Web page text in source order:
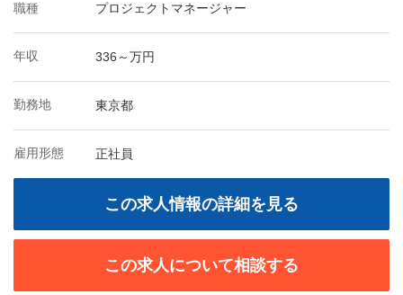
職種 プロジェクトマネージャー
年収 336～万円
勤務地 東京都
雇用形態 正社員
この求人情報の詳細を見る
この求人について相談する